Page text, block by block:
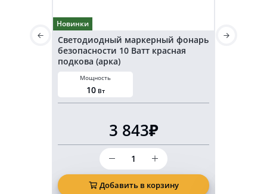
Новинки
Светодиодный маркерный фонарь
безопасности 10 Ватт красная
подкова (арка)
Мощность
10 Вт
3 843₽
Количество
товара
Светодиодный
маркерный
Добавить в корзину